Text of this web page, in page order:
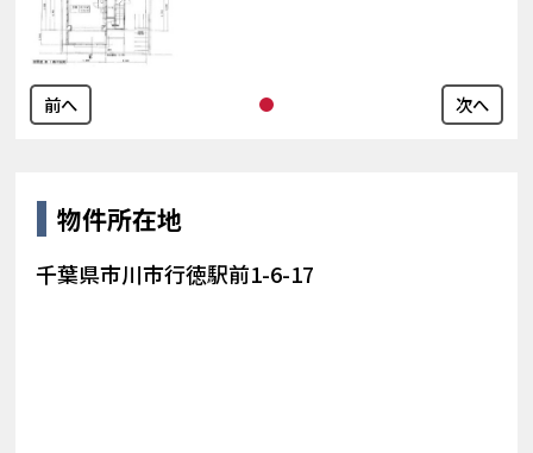
前へ 次へ
物件所在地
千葉県市川市行徳駅前1-6-17